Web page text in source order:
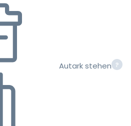
Autark stehen